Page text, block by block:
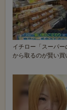
イチロー「スーパー
から取るのが賢い買